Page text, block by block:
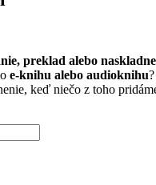
preklad alebo
e-knihu alebo audioknihu
keď niečo z toho